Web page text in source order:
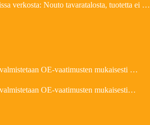
verkosta: Nouto tavaratalosta, tuotetta ei …
OE-vaatimusten mukaisesti …
OE-vaatimusten mukaisesti…